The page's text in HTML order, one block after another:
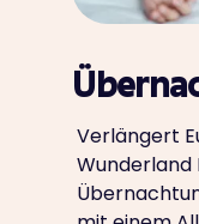
Verlängert
Wunderland